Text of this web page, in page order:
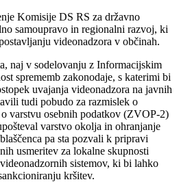
Komisije DS RS za državno
samoupravo in regionalni razvoj, ki
videonadzora v občinah.
naj v sodelovanju z Informacijskim
sprememb zakonodaje, s katerimi bi
uvajanja videonadzora na javnih
tudi pobudo za razmislek o
varstvu osebnih podatkov (ZVOP-2)
varstvo okolja in ohranjanje
pa sta pozvali k pripravi
usmeritev za lokalne skupnosti
sistemov, ki bi lahko
kršitev.